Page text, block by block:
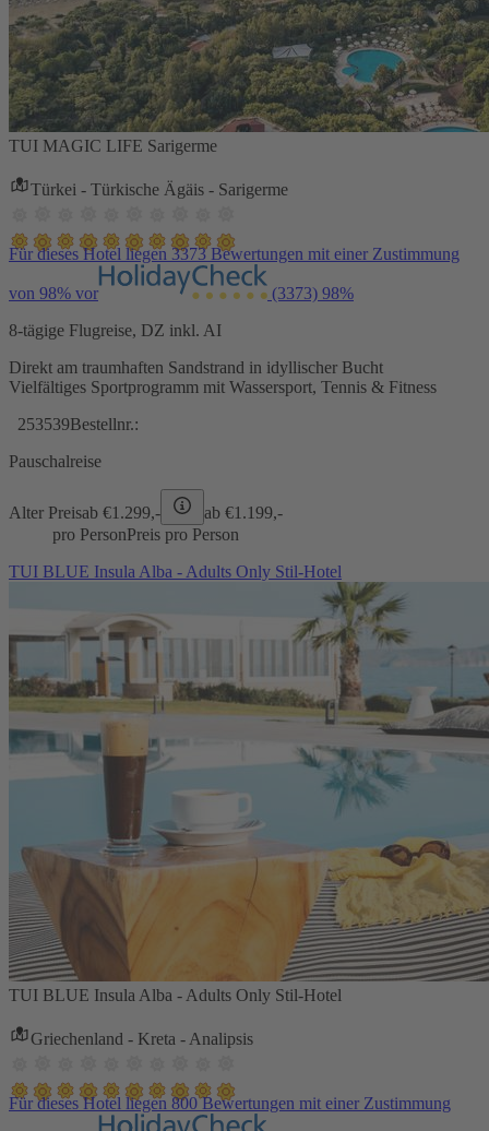
TUI MAGIC LIFE Sarigerme
Türkei - Türkische Ägäis - Sarigerme
Für dieses Hotel liegen 3373 Bewertungen mit einer Zustimmung
von 98% vor (3373) 98%
8-tägige Flugreise, DZ inkl. AI
Direkt am traumhaften Sandstrand in idyllischer Bucht
Vielfältiges Sportprogramm mit Wassersport, Tennis & Fitness
253539Bestellnr.:
Pauschalreise
Alter Preisab €1.299,- ab €1.199,-
pro PersonPreis pro Person
TUI BLUE Insula Alba - Adults Only Stil-Hotel
TUI BLUE Insula Alba - Adults Only Stil-Hotel
Griechenland - Kreta - Analipsis
Für dieses Hotel liegen 800 Bewertungen mit einer Zustimmung